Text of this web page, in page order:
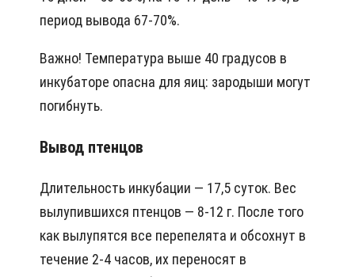
период вывода 67-70%.
Важно! Температура выше 40 градусов в
инкубаторе опасна для яиц: зародыши могут
погибнуть.
Вывод птенцов
Длительность инкубации — 17,5 суток. Вес
вылупившихся птенцов — 8-12 г. После того
как вылупятся все перепелята и обсохнут в
течение 2-4 часов, их переносят в